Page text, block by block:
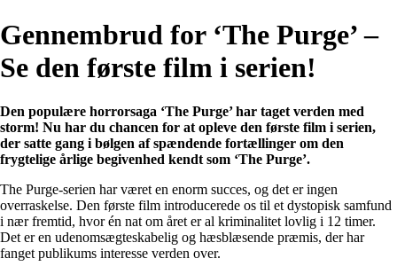
Gennembrud for ‘The Purge’ –
Se den første film i serien!
Den populære horrorsaga ‘The Purge’ har taget verden med
storm! Nu har du chancen for at opleve den første film i serien,
der satte gang i bølgen af spændende fortællinger om den
frygtelige årlige begivenhed kendt som ‘The Purge’.
The Purge-serien har været en enorm succes, og det er ingen
overraskelse. Den første film introducerede os til et dystopisk samfund
i nær fremtid, hvor én nat om året er al kriminalitet lovlig i 12 timer.
Det er en udenomsægteskabelig og hæsblæsende præmis, der har
fanget publikums interesse verden over.